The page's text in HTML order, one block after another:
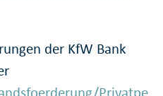
der KfW Bank
Privatpe